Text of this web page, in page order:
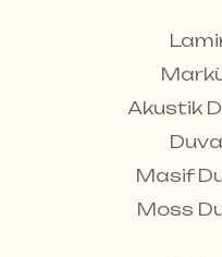
Akustik
Masif
Moss